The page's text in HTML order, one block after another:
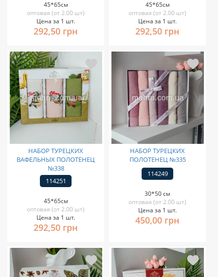
45*65см
оптовая (от 2.00 шт)
Цена за 1 шт.
292,50 грн
45*65см
оптовая (от 2.00 шт)
Цена за 1 шт.
292,50 грн
НАБОР ТУРЕЦКИХ
ВАФЕЛЬНЫХ ПОЛОТЕНЕЦ
№338
114251
45*65см
оптовая (от 2.00 шт)
Цена за 1 шт.
292,50 грн
НАБОР ТУРЕЦКИХ
ПОЛОТЕНЕЦ №335
114249
30*50 см
оптовая (от 2.00 шт)
Цена за 1 шт.
450,00 грн